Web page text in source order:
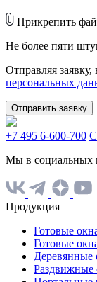
Прикрепить
Не более пяти
Отправляя заявку,
персональных
Отправить заявку
+7 495 6-600-700
Мы в социальных
Продукция
Готовые
Готовые
Деревянные
Раздвижные